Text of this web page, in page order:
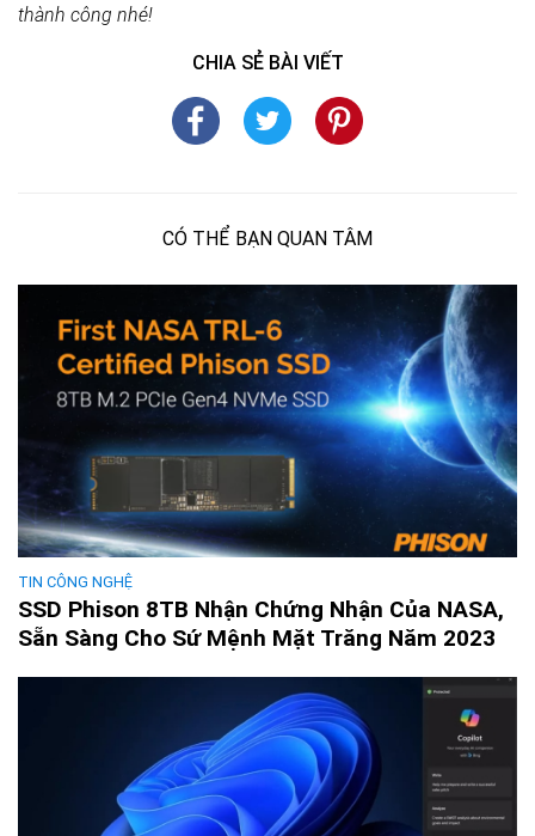
thành công nhé!
CHIA SẺ BÀI VIẾT
CÓ THỂ BẠN QUAN TÂM
TIN CÔNG NGHỆ
SSD Phison 8TB Nhận Chứng Nhận Của NASA,
Sẵn Sàng Cho Sứ Mệnh Mặt Trăng Năm 2023